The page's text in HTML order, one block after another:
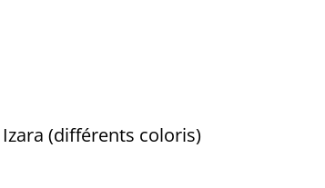
Izara (différents coloris)